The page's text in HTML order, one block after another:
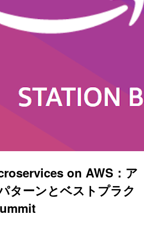
on AWS：ア
ターンとベストプラク